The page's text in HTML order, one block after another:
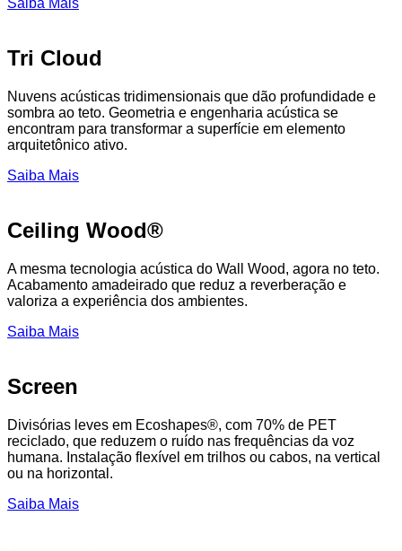
Saiba Mais
Tri Cloud
Nuvens acústicas tridimensionais que dão profundidade e
sombra ao teto. Geometria e engenharia acústica se
encontram para transformar a superfície em elemento
arquitetônico ativo.
Saiba Mais
Ceiling Wood®
A mesma tecnologia acústica do Wall Wood, agora no teto.
Acabamento amadeirado que reduz a reverberação e
valoriza a experiência dos ambientes.
Saiba Mais
Screen
Divisórias leves em Ecoshapes®, com 70% de PET
reciclado, que reduzem o ruído nas frequências da voz
humana. Instalação flexível em trilhos ou cabos, na vertical
ou na horizontal.
Saiba Mais